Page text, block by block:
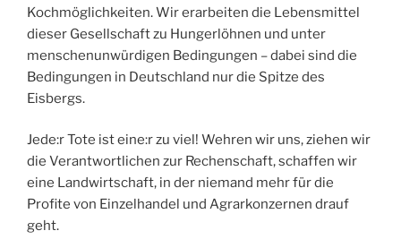
Kochmöglichkeiten. Wir erarbeiten die Lebensmittel
dieser Gesellschaft zu Hungerlöhnen und unter
menschenunwürdigen Bedingungen – dabei sind die
Bedingungen in Deutschland nur die Spitze des
Eisbergs.
Jede:r Tote ist eine:r zu viel! Wehren wir uns, ziehen wir
die Verantwortlichen zur Rechenschaft, schaffen wir
eine Landwirtschaft, in der niemand mehr für die
Profite von Einzelhandel und Agrarkonzernen drauf
geht.